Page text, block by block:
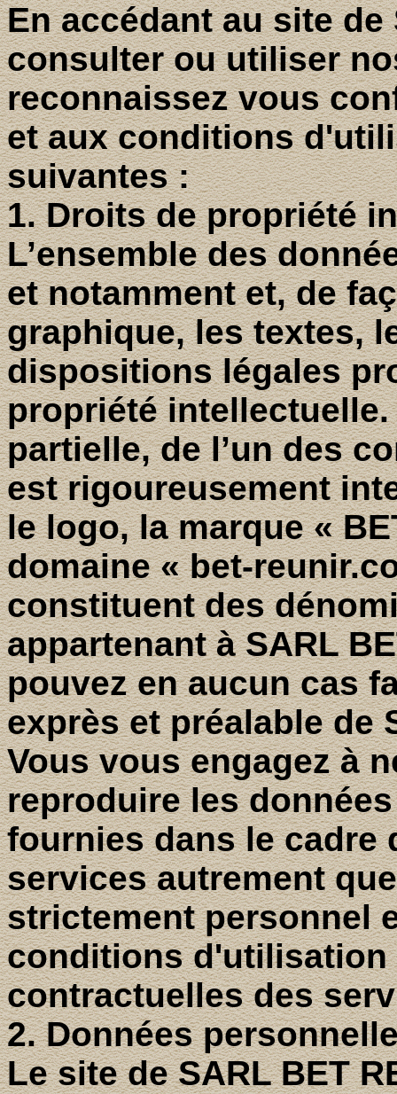
En accédant au site de
consulter ou utiliser
reconnaissez vous
et aux conditions
suivantes :
1. Droits de propriété
L’ensemble des
et notamment et, de
graphique, les textes,
dispositions légales
propriété
partielle, de l’un des
est rigoureusement
le logo, la marque «
domaine « bet-
constituent des
appartenant à SARL
pouvez en aucun cas
exprès et préalable de
Vous vous engagez à
reproduire les
fournies dans le cadre
services autrement
strictement personnel
conditions d'utilisation
contractuelles des
2. Données
Le site de SARL BET